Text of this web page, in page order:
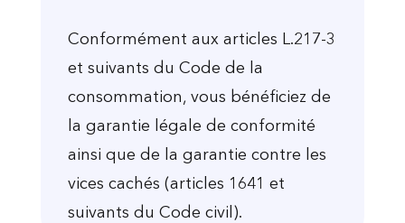
Conformément aux articles L.217-3
et suivants du Code de la
consommation, vous bénéficiez de
la garantie légale de conformité
ainsi que de la garantie contre les
vices cachés (articles 1641 et
suivants du Code civil).